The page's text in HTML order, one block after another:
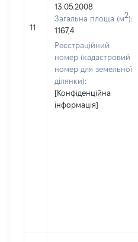
11
13.05.2008
Загальна площа (м2):
1167,4
Реєстраційний
номер (кадастровий
номер для земельної
ділянки):
[Конфіденційна
інформація]